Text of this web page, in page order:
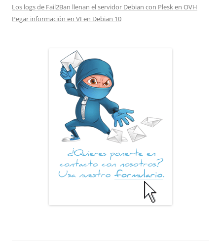
Los logs de Fail2Ban llenan el servidor Debian con Plesk en OVH
Pegar información en VI en Debian 10